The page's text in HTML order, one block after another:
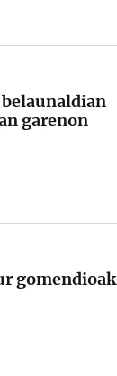
garenon
gomendioak